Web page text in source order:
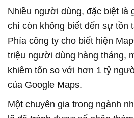
Nhiều người dùng, đặc biệt là
chí còn không biết đến sự tồn
Phía công ty cho biết hiện
triệu người dùng hàng tháng,
khiêm tốn so với hơn 1 tỷ
của Google Maps.
Một chuyên gia trong ngành